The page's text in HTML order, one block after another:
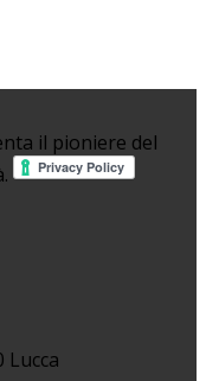
il pioniere del
Lucca